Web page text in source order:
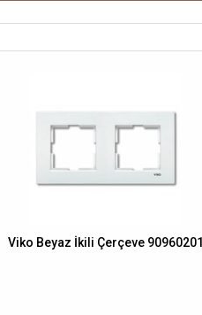
Viko Beyaz İkili Çerçeve 90960201